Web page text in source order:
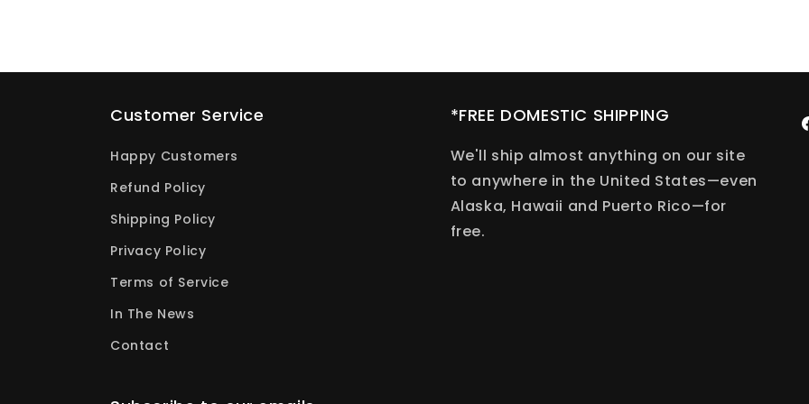
Customer Service
Happy Customers
Refund Policy
Shipping Policy
Privacy Policy
Terms of Service
In The News
Contact
*FREE DOMESTIC SHIPPING
We'll ship almost anything on our site
to anywhere in the United States—even
Alaska, Hawaii and Puerto Rico—for
free.